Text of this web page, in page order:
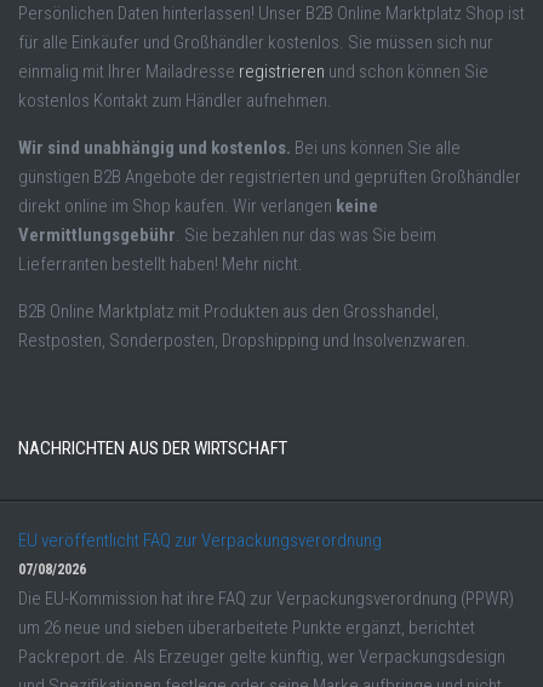
Persönlichen Daten hinterlassen! Unser B2B Online Marktplatz Shop ist
für alle Einkäufer und Großhändler kostenlos. Sie müssen sich nur
einmalig mit Ihrer Mailadresse registrieren und schon können Sie
kostenlos Kontakt zum Händler aufnehmen.
Wir sind unabhängig und kostenlos. Bei uns können Sie alle
günstigen B2B Angebote der registrierten und geprüften Großhändler
direkt online im Shop kaufen. Wir verlangen keine
Vermittlungsgebühr. Sie bezahlen nur das was Sie beim
Lieferranten bestellt haben! Mehr nicht.
B2B Online Marktplatz mit Produkten aus den Grosshandel,
Restposten, Sonderposten, Dropshipping und Insolvenzwaren.
NACHRICHTEN AUS DER WIRTSCHAFT
EU veröffentlicht FAQ zur Verpackungsverordnung
07/08/2026
Die EU-Kommission hat ihre FAQ zur Verpackungsverordnung (PPWR)
um 26 neue und sieben überarbeitete Punkte ergänzt, berichtet
Packreport.de. Als Erzeuger gelte künftig, wer Verpackungsdesign